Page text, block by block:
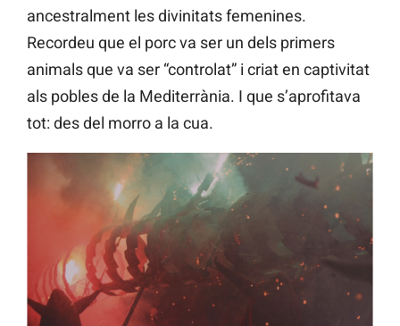
ancestralment les divinitats femenines.
Recordeu que el porc va ser un dels primers
animals que va ser “controlat” i criat en captivitat
als pobles de la Mediterrània. I que s’aprofitava
tot: des del morro a la cua.